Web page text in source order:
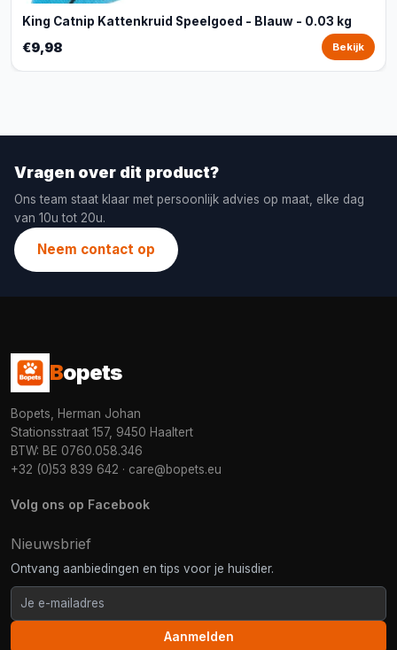
King Catnip Kattenkruid Speelgoed - Blauw - 0.03 kg
€9,98 Bekijk
Vragen over dit product?
Ons team staat klaar met persoonlijk advies op maat, elke dag
van 10u tot 20u.
Neem contact op
Bopets
Bopets, Herman Johan
Stationsstraat 157, 9450 Haaltert
BTW: BE 0760.058.346
+32 (0)53 839 642 · care@bopets.eu
Volg ons op Facebook
Nieuwsbrief
Ontvang aanbiedingen en tips voor je huisdier.
Aanmelden